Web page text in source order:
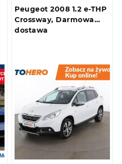
Peugeot 2008 1.2 e-THP
Crossway, Darmowa
dostawa